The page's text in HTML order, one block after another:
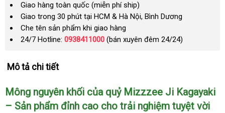
Giao hàng toàn quốc (miễn phí ship)
Giao trong 30 phút tại HCM & Hà Nội, Bình Dương
Che tên sản phẩm khi giao hàng
24/7 Hotline: 0938411000 (bán xuyên đêm 24/24)
Mô tả chi tiết
Mông nguyên khối của quỷ Mizzzee Ji Kagayaki
– Sản phẩm đỉnh cao cho trải nghiệm tuyệt vời